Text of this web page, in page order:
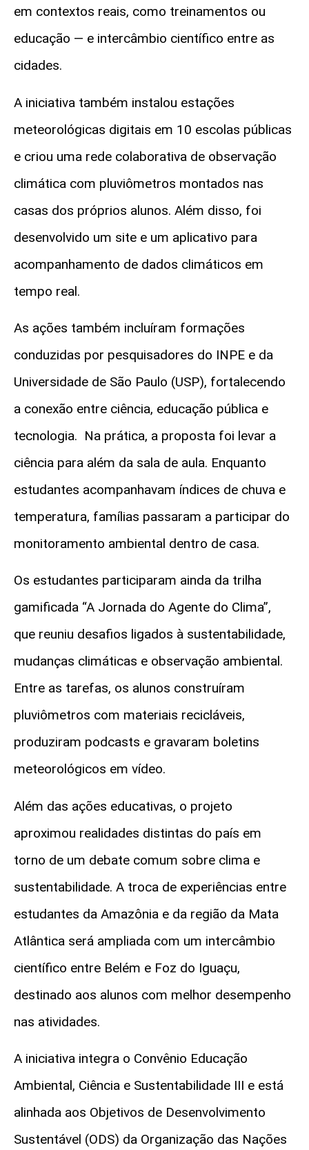
em contextos reais, como treinamentos ou
educação — e intercâmbio científico entre as
cidades.
A iniciativa também instalou estações
meteorológicas digitais em 10 escolas públicas
e criou uma rede colaborativa de observação
climática com pluviômetros montados nas
casas dos próprios alunos. Além disso, foi
desenvolvido um site e um aplicativo para
acompanhamento de dados climáticos em
tempo real.
As ações também incluíram formações
conduzidas por pesquisadores do INPE e da
Universidade de São Paulo (USP), fortalecendo
a conexão entre ciência, educação pública e
tecnologia. Na prática, a proposta foi levar a
ciência para além da sala de aula. Enquanto
estudantes acompanhavam índices de chuva e
temperatura, famílias passaram a participar do
monitoramento ambiental dentro de casa.
Os estudantes participaram ainda da trilha
gamificada “A Jornada do Agente do Clima”,
que reuniu desafios ligados à sustentabilidade,
mudanças climáticas e observação ambiental.
Entre as tarefas, os alunos construíram
pluviômetros com materiais recicláveis,
produziram podcasts e gravaram boletins
meteorológicos em vídeo.
Além das ações educativas, o projeto
aproximou realidades distintas do país em
torno de um debate comum sobre clima e
sustentabilidade. A troca de experiências entre
estudantes da Amazônia e da região da Mata
Atlântica será ampliada com um intercâmbio
científico entre Belém e Foz do Iguaçu,
destinado aos alunos com melhor desempenho
nas atividades.
A iniciativa integra o Convênio Educação
Ambiental, Ciência e Sustentabilidade III e está
alinhada aos Objetivos de Desenvolvimento
Sustentável (ODS) da Organização das Nações